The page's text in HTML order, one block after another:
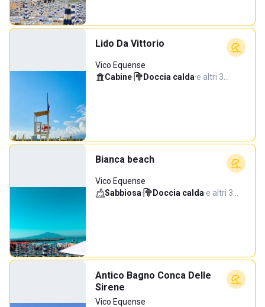
Lido Da Vittorio
Vico Equense
Cabine· Doccia calda·e altri 3…
Bianca beach
Vico Equense
Sabbiosa· Doccia calda·e altri 3…
Antico Bagno Conca Delle
Sirene
Vico Equense